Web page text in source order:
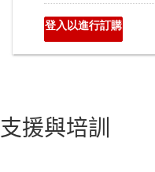
支援與培訓